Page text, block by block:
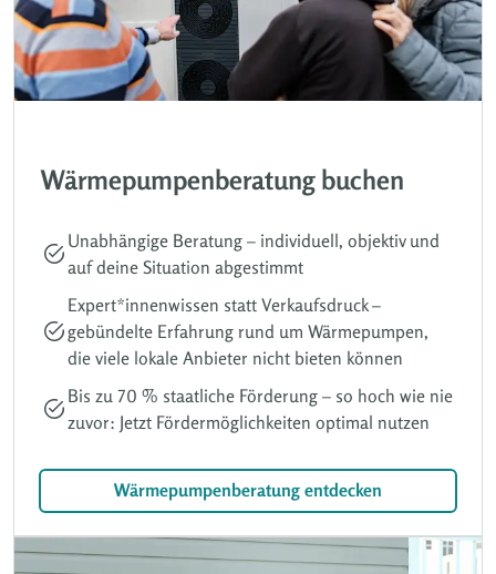
Wärmepumpenberatung buchen
Unabhängige Beratung – individuell, objektiv und
auf deine Situation abgestimmt
Expert*innenwissen statt Verkaufsdruck –
gebündelte Erfahrung rund um Wärmepumpen,
die viele lokale Anbieter nicht bieten können
Bis zu 70 % staatliche Förderung – so hoch wie nie
zuvor: Jetzt Fördermöglichkeiten optimal nutzen
Wärmepumpenberatung entdecken